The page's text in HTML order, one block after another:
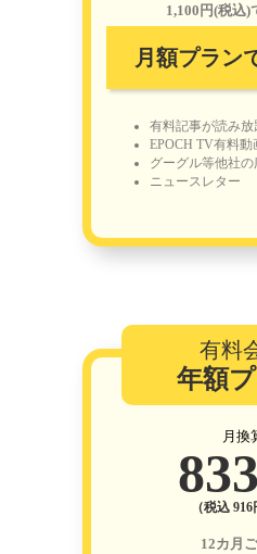
1,100円(税込)
月額プラン
有料記事が読み放
EPOCH TV有料動
グーグル等他社
ニュースレター
有料
年額
月換
（税込 916
12カ月